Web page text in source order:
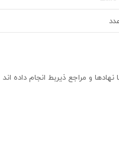
و مراجع ذیربط انجام داده اند